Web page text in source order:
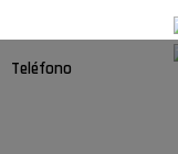
Teléfono